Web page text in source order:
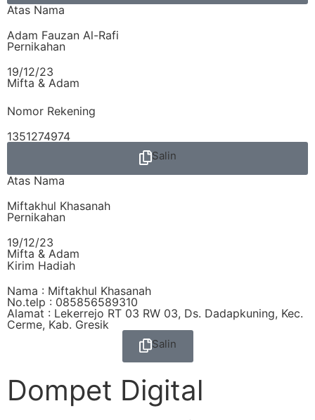
Atas Nama
Adam Fauzan Al-Rafi
Pernikahan
19/12/23
Mifta & Adam
Nomor Rekening
1351274974
Salin
Atas Nama
Miftakhul Khasanah
Pernikahan
19/12/23
Mifta & Adam
Kirim Hadiah
Nama : Miftakhul Khasanah
No.telp : 085856589310
Alamat : Lekerrejo RT 03 RW 03, Ds. Dadapkuning, Kec.
Cerme, Kab. Gresik
Salin
Dompet Digital